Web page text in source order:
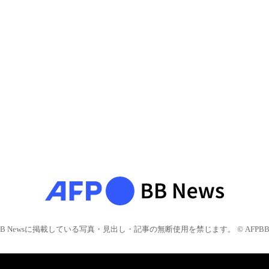
Newsに掲載している写真・見出し・記事の無断使用を禁じます。 © AFPBB